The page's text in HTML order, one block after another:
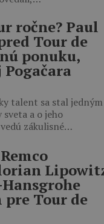
ročne? Paul
Tour de
ponuku,
talent sa stal jedným
a o jeho
zákulisné…
Tour de